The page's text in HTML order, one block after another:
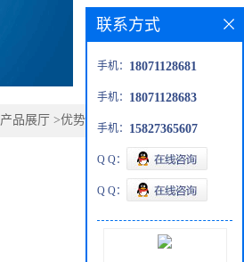
产品展厅 >优势品种>
联系方式
手机： 18071128681
手机： 18071128683
手机： 15827365607
Q Q：
Q Q：